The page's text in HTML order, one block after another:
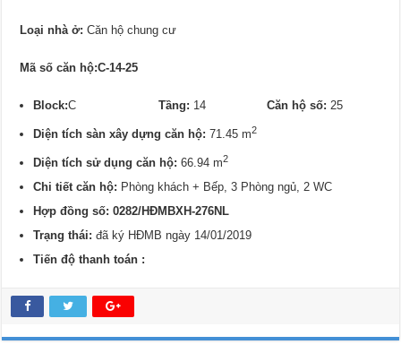
Loại nhà ở: Căn hộ chung cư
Mã số căn hộ:C-14-25
Block:CTầng: 14Căn hộ số: 25
Diện tích sàn xây dựng căn hộ:71.45 m2
Diện tích sử dụng căn hộ: 66.94 m2
Chi tiết căn hộ: Phòng khách + Bếp, 3 Phòng ngủ, 2 WC
Hợp đồng số: 0282/HĐMBXH-276NL
Trạng thái:đã ký HĐMB ngày 14/01/2019
Tiến độ thanh toán :